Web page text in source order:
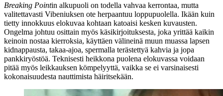
Breaking Pointin alkupuoli on todella vahvaa kerrontaa, mutta
valitettavasti Vibeniuksen ote herpaantuu loppupuolella. Ikään kuin
tietty innokkuus elokuvaa kohtaan katoaisi kesken kuvausten.
Ongelma johtuu osittain myös käsikirjoituksesta, joka yrittää kaikin
keinoin nostaa kierroksia, käyttäen välineinä muun muassa lapsen
kidnappausta, takaa-ajoa, spermalla terästettyä kahvia ja jopa
pankkiryöstöä. Teknisesti heikkona puolena elokuvassa voidaan
pitää myös leikkauksen kömpelyyttä, vaikka se ei varsinaisesti
kokonaisuudesta nauttimista häiritsekään.